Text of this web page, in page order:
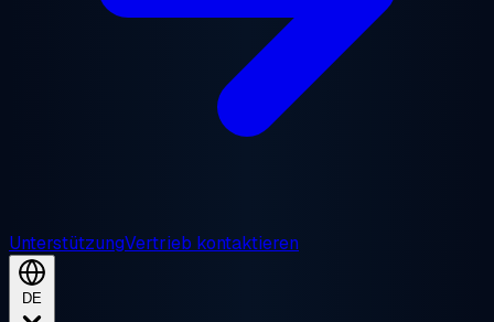
UnterstützungVertrieb kontaktieren
DE